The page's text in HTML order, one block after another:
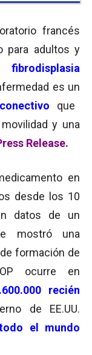
francés
para adultos y
es un
que
y una
Release.
en
desde los 10
datos de un
mostró una
formación de
ocurre en
recién
de EE.UU.
el mundo